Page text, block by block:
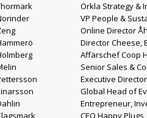
Orkla Strategy &
VP People &
Online Director
Director Cheese,
Affärschef Coop
Senior Sales &
Executive
Global Head of
Entrepreneur,
CEO Happy Plugs